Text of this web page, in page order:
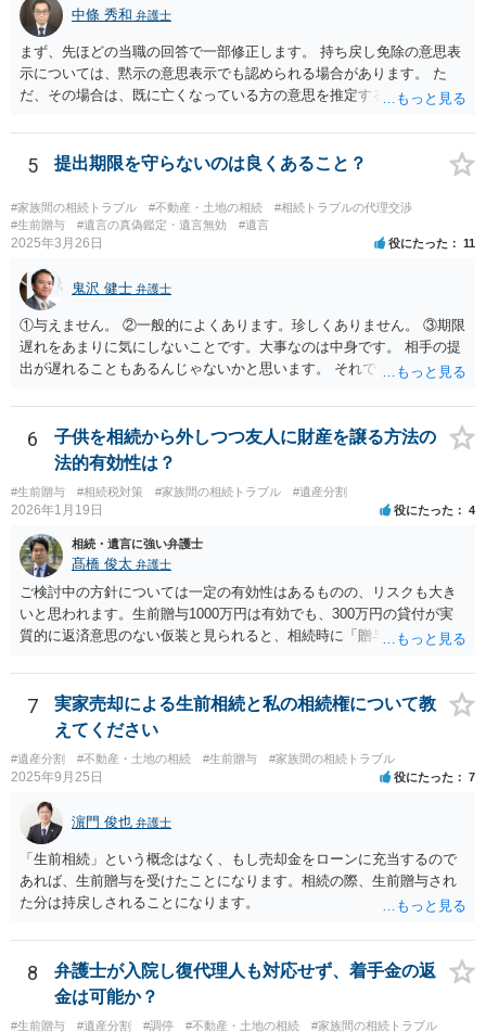
中條 秀和 弁護士
まず、先ほどの当職の回答で一部修正します。 持ち戻し免除の意思表
示については、黙示の意思表示でも認められる場合があります。 た
だ、その場合は、既に亡くなっている方の意思を推定することになり
持ち戻し免除の意思表示は書面で明確にしておいていただくべきとい
う結論は変わりません。 誤解を与えるような回答でした。失礼しまし
た。 文言については、「〇〇に対する生前贈与による特別受益の持ち
戻しをすべて免除する」というのがオーソドックスなものですが、ご
心配ならば、弁護士のところに行って、特別受益となりそうな贈与に
ついて説明した上で、適切な文言についてご相談してみてはいかがで
しょうか。
5 提出期限を守らないのは良くあること？
#家族間の相続トラブル #不動産・土地の相続
#相続トラブルの代理交渉
#生前贈与
#遺言の真偽鑑定・遺言無効 #遺言
2025年3月26日 役にたった 11
鬼沢 健士 弁護士
①与えません。 ②一般的によくあります。珍しくありません。 ③期限
遅れをあまりに気にしないことです。大事なのは中身です。 相手の提
出が遅れることもあるんじゃないかと思います。 それでもあなた有利
6
子供を相続から外しつつ友人に財産を譲る方法の
法的有効性は？
#生前贈与 #相続税対策 #家族間の相続トラブル #遺産分割
2026年1月19日 役にたった 4
相続・遺言に強い弁護士
髙橋 俊太 弁護士
ご検討中の方針については一定の有効性はあるものの、リスクも大き
いと思われます。生前贈与1000万円は有効でも、300万円の貸付が実
質的に返済意思のない仮装と見られると、相続時に「贈与」と評価さ
法として考えられるものとしては、 ①信託（家族信託・目的信託） 財
産を信託口に移し、受託者（信頼できる友人や専門職）に管理させ、
・生存中はあなたの生活費・介護費に優先充当 ・残余を友人や慈善団
体へ と使途を厳格に指定。相続ではなく信託帰属になるため、子の関
与を大きく排除できます。 ②遺言＋生命保険の組合せ 生活資金は手元
に残し、余剰資金で受取人を友人・団体にした保険を活用。保険金は
相続財産とは別枠で、遺留分対策にも有効と思われます。 ③負担付死
因贈与 「介護・見守り等を条件に、死亡時に財産を渡す」契約。条件
不履行なら無効にでき、老後の安心を担保できます。 ④ 寄附予約＋解
除条件 慈善団体への寄附を予約しつつ、資金不足時は解除できる条項
を設定。 などがあり得るかと思われます。
7
実家売却による生前相続と私の相続権について教
えてください
#遺産分割 #不動産・土地の相続 #生前贈与 #家族間の相続トラブル
2025年9月25日 役にたった 7
濵門 俊也 弁護士
「生前相続」という概念はなく、もし売却金をローンに充当するので
あれば、生前贈与を受けたことになります。相続の際、生前贈与され
た分は持戻しされることになります。
8
弁護士が入院し復代理人も対応せず、着手金の返
金は可能か？
#生前贈与 #遺産分割 #調停 #不動産・土地の相続
#家族間の相続トラブル